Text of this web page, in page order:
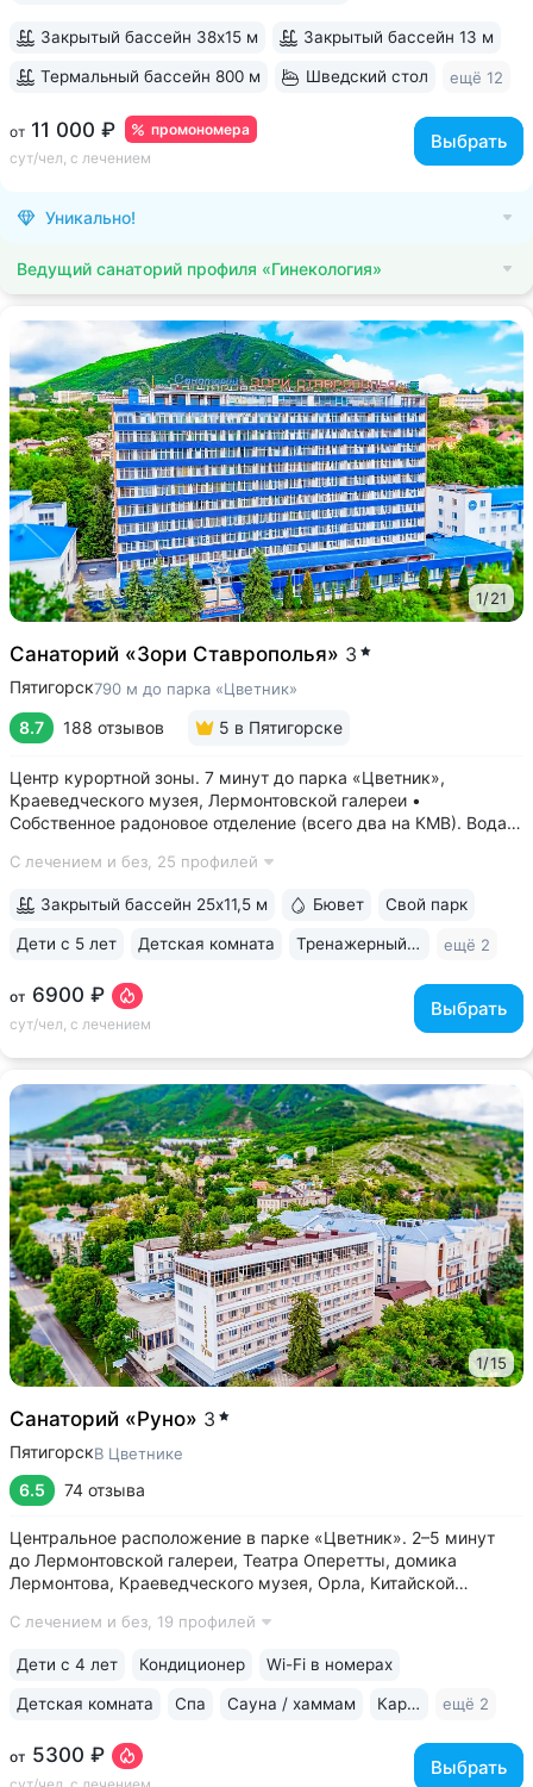
промономера
от 11 000 ₽
сут/чел, с лечением
Выбрать
Закрытый бассейн 38х15 м Закрытый бассейн 13 м
Термальный бассейн 800 м Шведский стол ещё 12
Уникально!
Ведущий санаторий профиля «Гинекология»
1/21
Санаторий «Зори Ставрополья» 3
Пятигорск790 м до парка «Цветник»
8.7 188 отзывов 5 в Пятигорске
Центр курортной зоны. 7 минут до парка «Цветник»,
Краеведческого музея, Лермонтовской галереи •
Собственное радоновое отделение (всего два на КМВ). Вода
сохраняя все полезные свойства • Сероводородные ванны
С лечением и без, 25 профилей
от 6900 ₽
сут/чел, с лечением
Выбрать
Закрытый бассейн 25x11,5 м Бювет Свой парк
Дети с 5 лет Детская комната Тренажерный зал ещё 2
1/15
Санаторий «Руно» 3
ПятигорскВ Цветнике
6.5 74 отзыва
Центральное расположение в парке «Цветник». 2–5 минут
до Лермонтовской галереи, Театра Оперетты, домика
Лермонтова, Краеведческого музея, Орла, Китайской
«Каштан». Теплые переходы между основным и лечебным
С лечением и без, 19 профилей
от 5300 ₽
Выбрать
Дети с 4 лет Кондиционер Wi-Fi в номерах
Детская комната Спа Сауна / хаммам Караоке ещё 2